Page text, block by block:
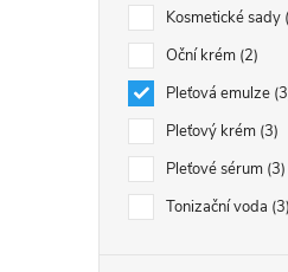
Kosmetické sady
Oční krém 2
Pleťová emulze 3
Pleťový krém 3
Pleťové sérum 3
Tonizační voda 3